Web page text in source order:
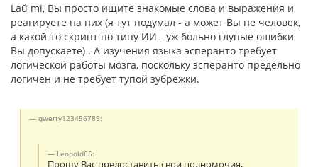
Laŭ mi, Вы просто ищите знакомые слова и выражения и
реагируете на них (я тут подумал - а может Вы не человек,
а какой-то скрипт по типу ИИ - уж больно глупые ошибки
Вы допускаете) . А изучения языка эсперанто требует
логической работы мозга, поскольку эсперанто предельно
логичен и не требует тупой зубрежки.
qwerty123456789:
Leopold65: